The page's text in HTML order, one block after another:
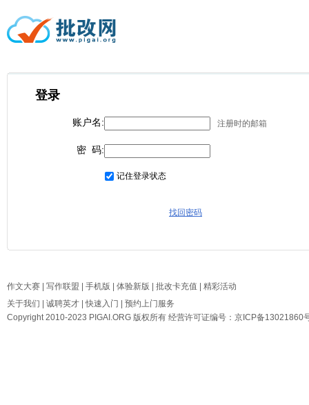
登录
账户名: 注册时的邮箱
密 码:
记住登录状态
找回密码
作文大赛 写作联盟 手机版 体验新版 批改卡充值
精彩活动
关于我们
诚聘英才 | 快速入门
预约上门服务
Copyright 2010-2023 PIGAI.ORG 版权所有 经营许可证编号： 京ICP备13021860